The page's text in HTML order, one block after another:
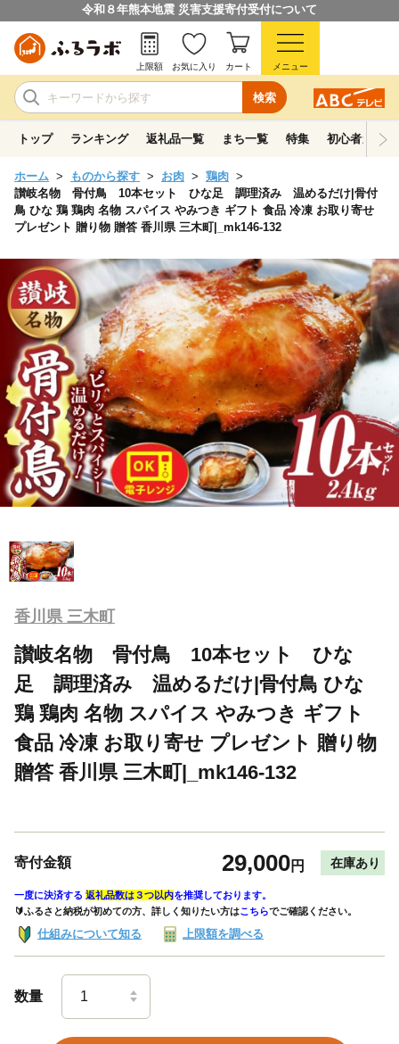
令和８年熊本地震 災害支援寄付受付について
検索
上限額 お気に入り カート メニュー
トップ ランキング 返礼品一覧 まち一覧 特集 初心者ガイド
ホーム ものから探す お肉
鶏肉
讃岐名物 骨付鳥 10本セット ひな足 調理済み 温めるだけ|骨付
鳥 ひな 鶏 鶏肉 名物 スパイス やみつき ギフト 食品 冷凍 お取り寄せ
プレゼント 贈り物 贈答 香川県 三木町|_mk146-132
香川県 三木町
讃岐名物 骨付鳥 10本セット ひな
足 調理済み 温めるだけ|骨付鳥 ひな
鶏 鶏肉 名物 スパイス やみつき ギフト
食品 冷凍 お取り寄せ プレゼント 贈り物
贈答 香川県 三木町|_mk146-132
寄付金額 29,000円 在庫あり
一度に決済する 返礼品数は３つ以内を推奨しております。
🔰ふるさと納税が初めての方、詳しく知りたい方はこちらでご確認ください。
仕組みについて知る 上限額を調べる
数量